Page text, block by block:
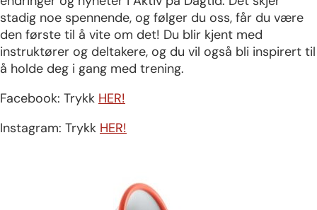
stadig noe spennende, og følger du oss, får du være
den første til å vite om det! Du blir kjent med
instruktører og deltakere, og du vil også bli inspirert til
å holde deg i gang med trening.
Facebook: Trykk HER!
Instagram: Trykk HER!